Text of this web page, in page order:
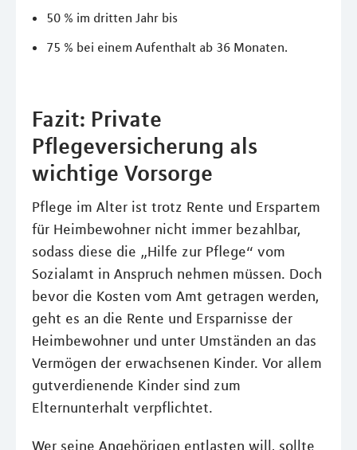
50 % im dritten Jahr bis
75 % bei einem Aufenthalt ab 36 Monaten.
Fazit: Private
Pflegeversicherung als
wichtige Vorsorge
Pflege im Alter ist trotz Rente und Erspartem
für Heimbewohner nicht immer bezahlbar,
sodass diese die „Hilfe zur Pflege“ vom
Sozialamt in Anspruch nehmen müssen. Doch
bevor die Kosten vom Amt getragen werden,
geht es an die Rente und Ersparnisse der
Heimbewohner und unter Umständen an das
Vermögen der erwachsenen Kinder. Vor allem
gutverdienende Kinder sind zum
Elternunterhalt verpflichtet.
Wer seine Angehörigen entlasten will, sollte